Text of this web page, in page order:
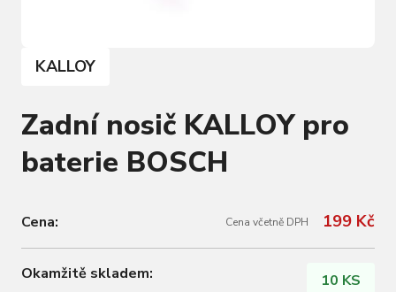
KALLOY
Zadní nosič KALLOY pro
baterie BOSCH
Cena: Cena včetně DPH 199 Kč
Okamžitě skladem: 10 KS